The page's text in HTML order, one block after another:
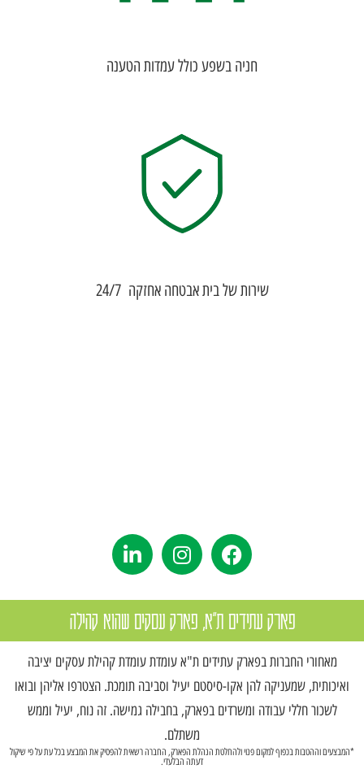
חניה בשפע כולל עמדות הטענה
שירות של בית אבטחה אחזקה 24/7
פארק עתידים ת"א, פארק עסקים שהוא קהילה
מאחורי החברות בפארק עתידים ת"א עומדת עומדת קהילת עסקים יציבה
ואיכותית, שמעניקה להן אקו-סיסטם יעיל וסביבה תומכת. הצטרפו אליהן ובואו
לשכור חללי עבודה ומשרדים בפארק, בחבילה גמישה. זה נוח, יעיל וממש
משתלם.
*המבצעים וההטבות בכפוף למקום פנוי ולהחלטת הנהלת הפארק, החברה רשאית להפסיק את המבצע בכל עת על פי שיקול
דעתה הבלעדי.